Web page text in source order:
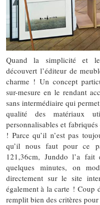
Quand la simplicité et
découvert l’éditeur de
charme ! Un concept
sur-mesure en le rendant
sans intermédiaire qui
qualité des matériaux
personnalisables et
! Parce qu’il n’est pas
qu’il nous faut pour ce
121,36cm, Junddo l’a
quelques minutes, on
directement sur le site
également à la carte ! Coup
remplit bien des critères